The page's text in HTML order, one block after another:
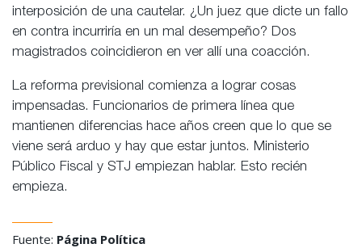
interposición de una cautelar. ¿Un juez que dicte un fallo
en contra incurriría en un mal desempeño? Dos
magistrados coincidieron en ver allí una coacción.
La reforma previsional comienza a lograr cosas
impensadas. Funcionarios de primera línea que
mantienen diferencias hace años creen que lo que se
viene será arduo y hay que estar juntos. Ministerio
Público Fiscal y STJ empiezan hablar. Esto recién
empieza.
Fuente: Página Política